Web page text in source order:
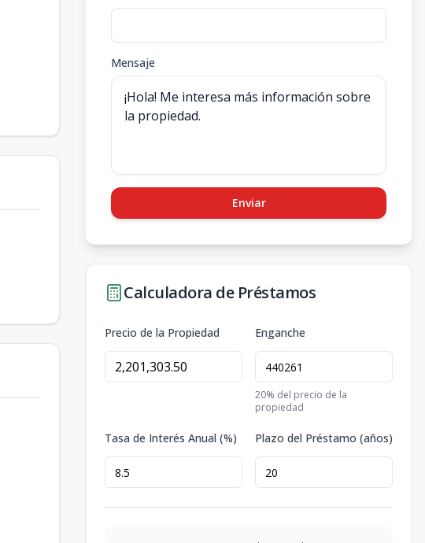
Mensaje
Enviar
Calculadora de Préstamos
Precio de la Propiedad Enganche
20% del precio de la
propiedad
Tasa de Interés Anual (%) Plazo del Préstamo (años)